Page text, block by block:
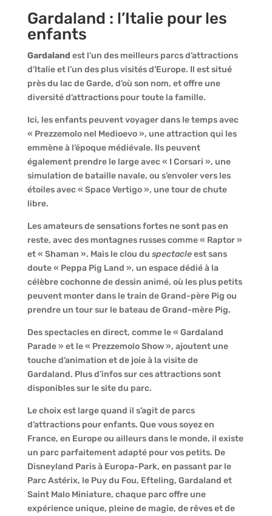
Gardaland : l’Italie pour les
enfants
Gardaland est l’un des meilleurs parcs d’attractions
d’Italie et l’un des plus visités d’Europe. Il est situé
près du lac de Garde, d’où son nom, et offre une
diversité d’attractions pour toute la famille.
Ici, les enfants peuvent voyager dans le temps avec
« Prezzemolo nel Medioevo », une attraction qui les
emmène à l’époque médiévale. Ils peuvent
également prendre le large avec « I Corsari », une
simulation de bataille navale, ou s’envoler vers les
étoiles avec « Space Vertigo », une tour de chute
libre.
Les amateurs de sensations fortes ne sont pas en
reste, avec des montagnes russes comme « Raptor »
et « Shaman ». Mais le clou du spectacleest sans
doute « Peppa Pig Land », un espace dédié à la
célèbre cochonne de dessin animé, où les plus petits
peuvent monter dans le train de Grand-père Pig ou
prendre un tour sur le bateau de Grand-mère Pig.
Des spectacles en direct, comme le « Gardaland
Parade » et le « Prezzemolo Show », ajoutent une
touche d’animation et de joie à la visite de
Gardaland. Plus d’infos sur ces attractions sont
disponibles sur le site du parc.
Le choix est large quand il s’agit de parcs
d’attractions pour enfants. Que vous soyez en
France, en Europe ou ailleurs dans le monde, il existe
un parc parfaitement adapté pour vos petits. De
Disneyland Paris à Europa-Park, en passant par le
Parc Astérix, le Puy du Fou, Efteling, Gardaland et
Saint Malo Miniature, chaque parc offre une
expérience unique, pleine de magie, de rêves et de